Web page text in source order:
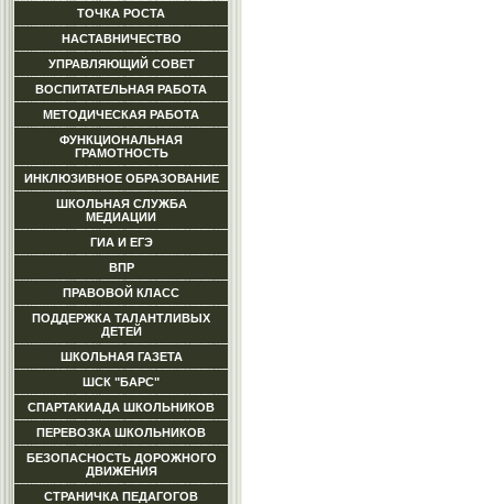
ТОЧКА РОСТА
НАСТАВНИЧЕСТВО
УПРАВЛЯЮЩИЙ СОВЕТ
ВОСПИТАТЕЛЬНАЯ РАБОТА
МЕТОДИЧЕСКАЯ РАБОТА
ФУНКЦИОНАЛЬНАЯ
ГРАМОТНОСТЬ
ИНКЛЮЗИВНОЕ ОБРАЗОВАНИЕ
ШКОЛЬНАЯ СЛУЖБА
МЕДИАЦИИ
ГИА И ЕГЭ
ВПР
ПРАВОВОЙ КЛАСС
ПОДДЕРЖКА ТАЛАНТЛИВЫХ
ДЕТЕЙ
ШКОЛЬНАЯ ГАЗЕТА
ШСК "БАРС"
СПАРТАКИАДА ШКОЛЬНИКОВ
ПЕРЕВОЗКА ШКОЛЬНИКОВ
БЕЗОПАСНОСТЬ ДОРОЖНОГО
ДВИЖЕНИЯ
СТРАНИЧКА ПЕДАГОГОВ